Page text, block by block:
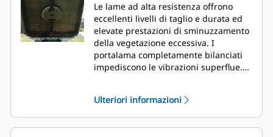
Le lame ad alta resistenza offrono
eccellenti livelli di taglio e durata ed
elevate prestazioni di sminuzzamento
della vegetazione eccessiva. I
portalama completamente bilanciati
impediscono le vibrazioni superflue. Il
rocce.
Ulteriori informazioni